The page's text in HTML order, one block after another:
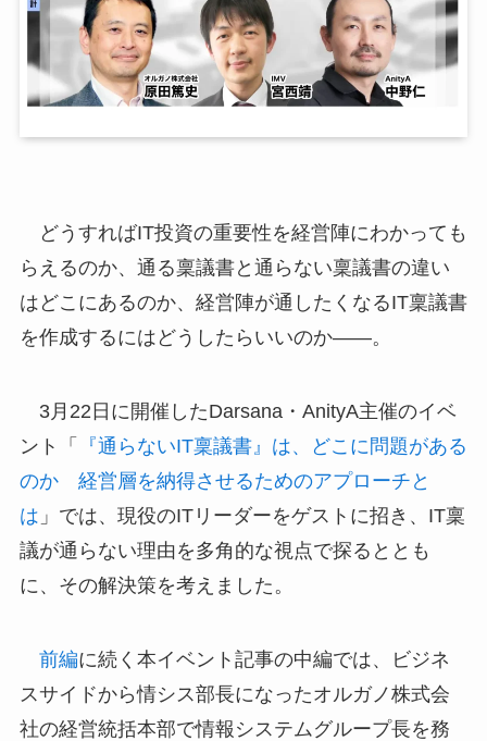
どうすればIT投資の重要性を経営陣にわかっても
らえるのか、通る稟議書と通らない稟議書の違い
はどこにあるのか、経営陣が通したくなるIT稟議書
を作成するにはどうしたらいいのか——。
3月22日に開催したDarsana・AnityA主催のイベ
ント「
『通らないIT稟議書』は、どこに問題がある
のか 経営層を納得させるためのアプローチと
は 」では、現役のITリーダーをゲストに招き、IT稟
議が通らない理由を多角的な視点で探るととも
に、その解決策を考えました。
前編に続く本イベント記事の中編では、ビジネ
スサイドから情シス部長になったオルガノ株式会
社の経営統括本部で情報システムグループ長を務